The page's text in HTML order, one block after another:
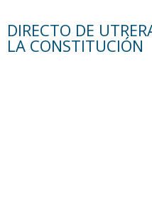
DIRECTO DE
LA CONSTITUCIÓN